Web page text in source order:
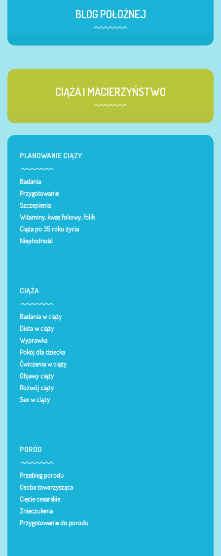
BLOG POŁOŻNEJ
CIĄŻA I MACIERZYŃSTWO
PLANOWANIE CIĄŻY
Badania
Przygotowanie
Szczepienia
Witaminy, kwas foliowy, folik
Ciąża po 35 roku życia
Niepłodność
CIĄŻA
Badania w ciąży
Dieta w ciąży
Wyprawka
Pokój dla dziecka
Ćwiczenia w ciąży
Objawy ciąży
Rozwój ciąży
Sex w ciąży
PORÓD
Przebieg porodu
Osoba towarzysząca
Cięcie cesarskie
Znieczulenia
Przygotowanie do porodu